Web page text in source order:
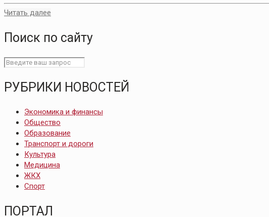
Читать далее
Поиск по сайту
РУБРИКИ НОВОСТЕЙ
Экономика и финансы
Общество
Образование
Транспорт и дороги
Культура
Медицина
ЖКХ
Спорт
ПОРТАЛ